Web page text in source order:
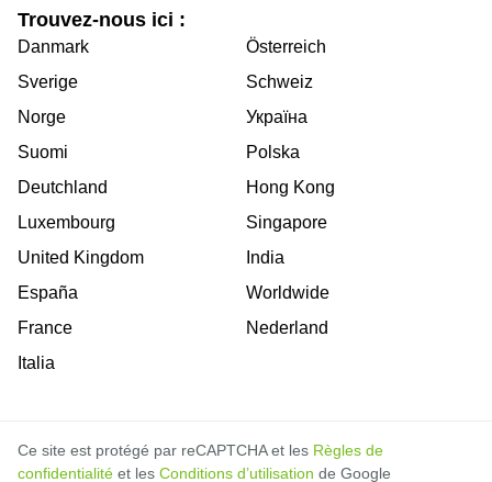
Trouvez-nous ici :
Danmark
Sverige
Norge
Suomi
Deutchland
Luxembourg
United Kingdom
España
France
Italia
Österreich
Schweiz
Україна
Polska
Hong Kong
Singapore
India
Worldwide
Nederland
Ce site est protégé par reCAPTCHA et les Règles de
confidentialité et les Conditions d’utilisation de Google